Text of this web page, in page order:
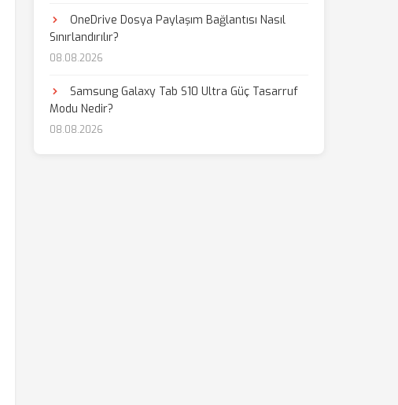
OneDrive Dosya Paylaşım Bağlantısı Nasıl
Sınırlandırılır?
08.08.2026
Samsung Galaxy Tab S10 Ultra Güç Tasarruf
Modu Nedir?
08.08.2026